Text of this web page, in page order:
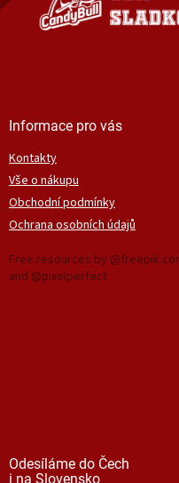
í
Informace pro vás
Kontakty
Vše o nákupu
Obchodní podmínky
Ochrana osobních údajů
Free resources by
and @pixelperfect
Odesíláme do Čech
i na Slovensko